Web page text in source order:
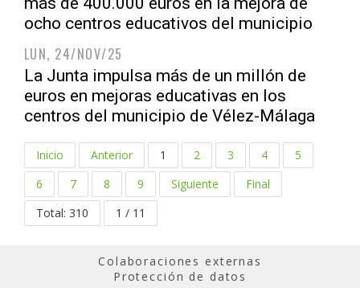
ocho centros educativos del municipio
LUN, 24/NOV/25
La Junta impulsa más de un millón de
euros en mejoras educativas en los
centros del municipio de Vélez-Málaga
Inicio Anterior 1 2 3 4
5
6
7 8 9 Siguiente
Final
Total: 310
1 / 11
Colaboraciones externas
Protección de datos